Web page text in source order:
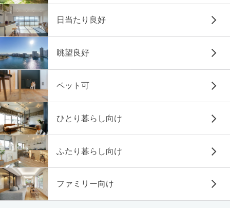
日当たり良好
眺望良好
ペット可
ひとり暮らし向け
ふたり暮らし向け
ファミリー向け